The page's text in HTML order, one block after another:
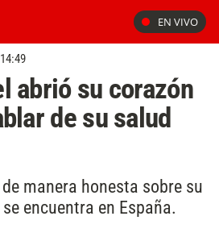
EN VIVO
abrió su corazón
de su salud
manera honesta sobre su
encuentra en España.